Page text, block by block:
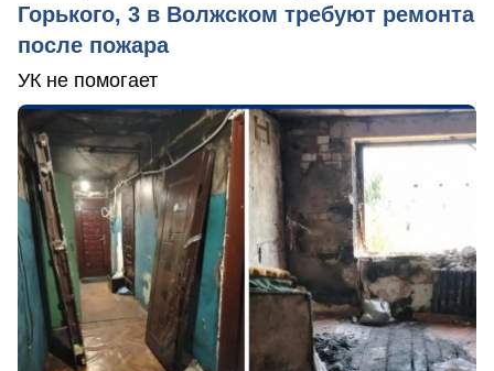
Горького, 3 в Волжском требуют ремонта
после пожара
УК не помогает